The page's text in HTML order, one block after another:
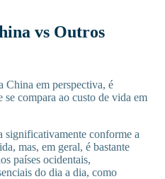
vs Outros
China em perspectiva, é
se compara ao custo de vida em
significativamente conforme a
mas, em geral, é bastante
países ocidentais,
do dia a dia, como